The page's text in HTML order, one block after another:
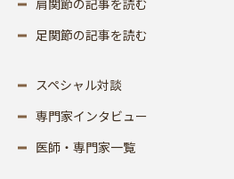
肩関節の記事を読む
足関節の記事を読む
スペシャル対談
専門家インタビュー
医師・専門家一覧